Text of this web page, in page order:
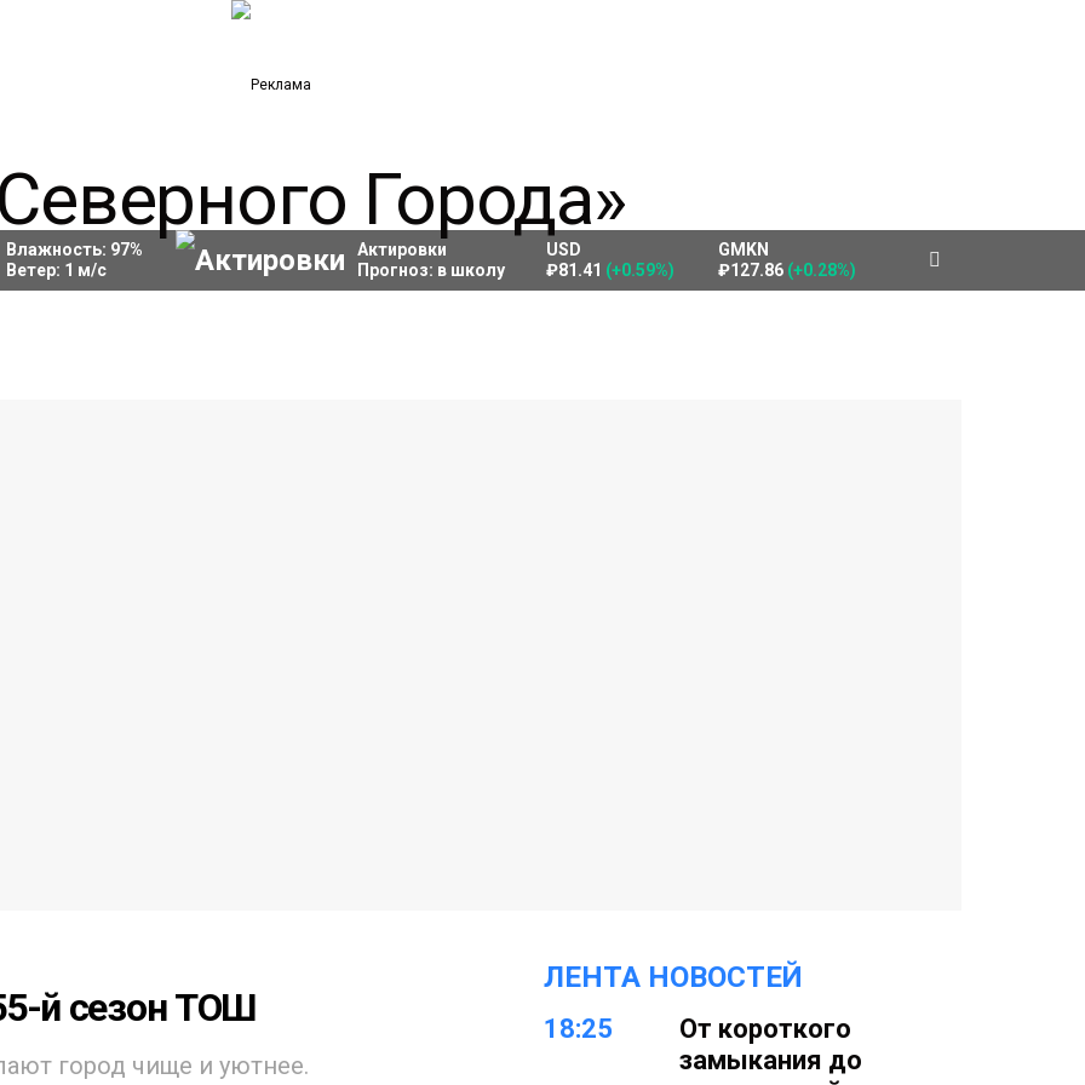
Влажность: 97%
Ветер: 1 м/с
Актировки
Прогноз: в школу
USD
₽81.41 (+0.59%)
GMKN
₽127.86 (+0.28%)
й сезон ТОШ
город чище и уютнее.
ЛЕНТА НОВОСТЕЙ
18:25
От короткого
замыкания до